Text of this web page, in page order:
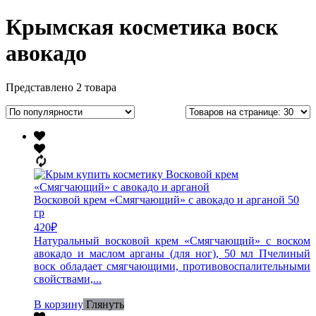
Крымская косметика воск
авокадо
Представлено 2 товара
Восковой крем «Смягчающий» с авокадо и арганой 50
гр
420₽
Натуральный восковой крем «Смягчающий» с воском
авокадо и маслом арганы (для ног), 50 мл Пчелиный
воск обладает смягчающими, противовоспалительными
свойствами,...
В корзину Глянуть